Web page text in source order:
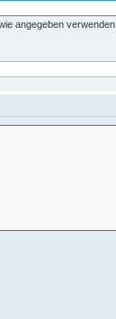
angegeben verwenden